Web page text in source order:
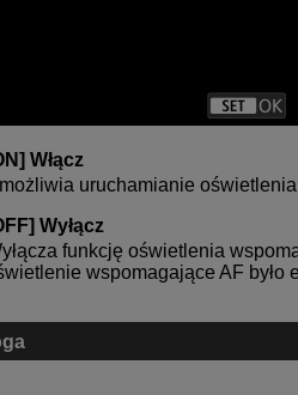
] Włącz
uruchamianie
] Wyłącz
funkcję oświetlenia
wspomagające AF było